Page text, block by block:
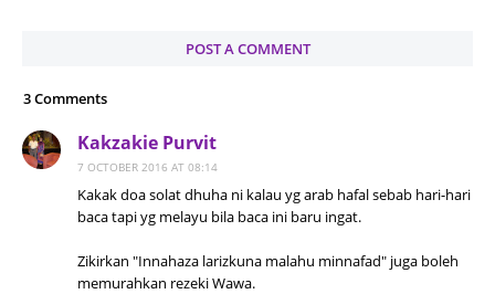
POST A COMMENT
3 Comments
Kakzakie Purvit
7 OCTOBER 2016 AT 08:14
Kakak doa solat dhuha ni kalau yg arab hafal sebab hari-hari
baca tapi yg melayu bila baca ini baru ingat.
Zikirkan "Innahaza larizkuna malahu minnafad" juga boleh
memurahkan rezeki Wawa.